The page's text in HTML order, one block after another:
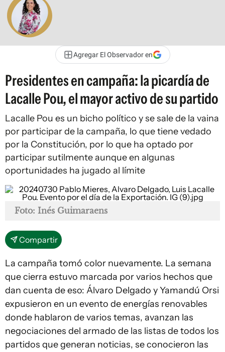
Agregar El Observador en
Presidentes en campaña: la picardía de
Lacalle Pou, el mayor activo de su partido
Lacalle Pou es un bicho político y se sale de la vaina
por participar de la campaña, lo que tiene vedado
por la Constitución, por lo que ha optado por
participar sutilmente aunque en algunas
oportunidades ha jugado al límite
Foto: Inés Guimaraens
Compartir
La campaña tomó color nuevamente. La semana
que cierra estuvo marcada por varios hechos que
dan cuenta de eso: Álvaro Delgado y Yamandú Orsi
expusieron en un evento de energías renovables
donde hablaron de varios temas, avanzan las
negociaciones del armado de las listas de todos los
partidos que generan noticias, se conocieron las